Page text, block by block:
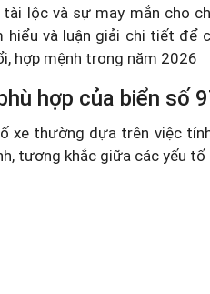
tài lộc và sự may mắn cho
hiểu và luận giải chi tiết để
hợp mệnh trong năm 2026
hợp của biển số
xe thường dựa trên việc
tương khắc giữa các yếu tố